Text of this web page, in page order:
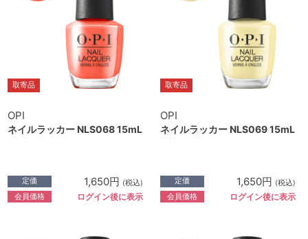
取寄品
OPI
ネイルラッカー NLS068 15mL
定価 1,650円 (税込)
会員価格 ログイン後に表示
取寄品
OPI
ネイルラッカー NLS069 15mL
定価 1,650円 (税込)
会員価格 ログイン後に表示